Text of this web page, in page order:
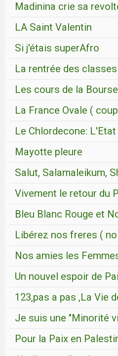
Madinina crie sa
LA Saint Valentin
Si j'étais superAfro
La rentrée des classes
Les cours de la
La France Ovale (
Le Chlordecone:
Mayotte pleure
Salut, Salamaleikum,
Vivement le retour du
Bleu Blanc Rouge et
Libérez nos freres (
Nos amies les
Un nouvel espoir de
123,pas a pas ,La Vie
Je suis une "Minorité
Pour la Paix en